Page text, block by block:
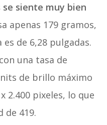
siente muy bien
apenas 179 gramos,
de 6,28 pulgadas.
una tasa de
nits de brillo máximo
2.400 pixeles, lo que
de 419.